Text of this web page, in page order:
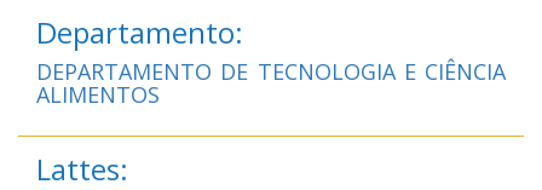
Departamento:
DEPARTAMENTO DE TECNOLOGIA E CIÊNCIA
ALIMENTOS
Lattes: